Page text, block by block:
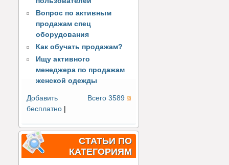
Вопрос по активным
продажам спец
оборудования
Как обучать продажам?
Ищу активного
менеджера по продажам
женской одежды
Всего 3589
Добавить
бесплатно |
СТАТЬИ ПО
КАТЕГОРИЯМ